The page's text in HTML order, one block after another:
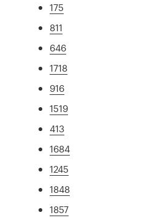
175
811
646
1718
916
1519
413
1684
1245
1848
1857